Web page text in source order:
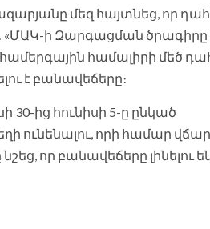
մեզ հայտնեց, որ
«ՄԱԿ-ի Զարգացման ծրագիրը
համալիրի մեծ
է բանավեճերը։
30-ից հունիսի 5-ը ընկած
որի համար
որ բանավեճերը լինելու են